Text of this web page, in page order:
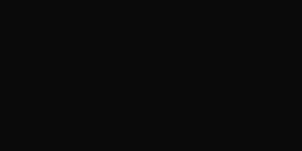
В ЧЕРНИГОВЕ